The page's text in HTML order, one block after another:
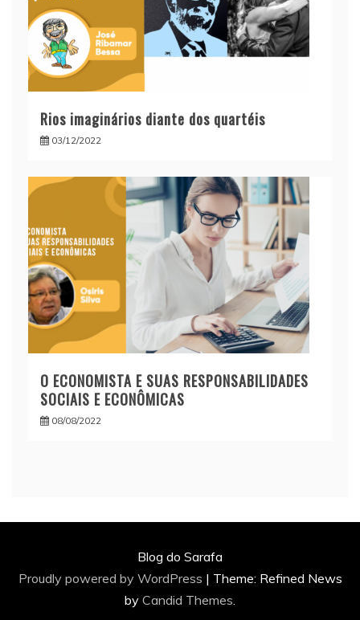
Rios imaginários diante dos quartéis
03/12/2022
O ECONOMISTA E SUAS RESPONSABILIDADES
SOCIAIS E ECONÔMICAS
08/08/2022
Blog do Sarafa
Proudly powered by WordPress | Theme: Refined News
by Candid Themes.